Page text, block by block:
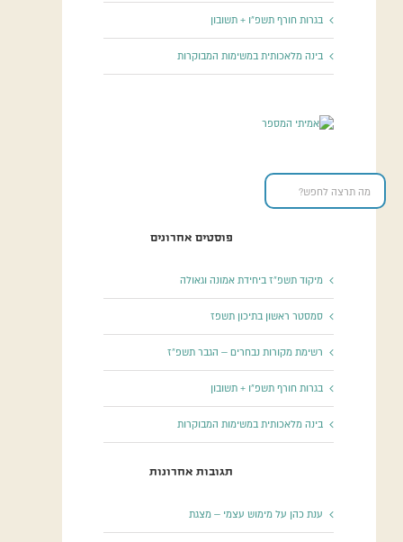
בגרות חורף תשפ”ו + תשובון
בינה מלאכותית במשימות המבוקרות
פוסטים אחרונים
מיקוד תשפ”ז ביחידת אמונה וגאולה
סמסטר ראשון בתיכון תשפז
רשימת מקורות נבחרים – הגבר תשפ”ז
בגרות חורף תשפ”ו + תשובון
בינה מלאכותית במשימות המבוקרות
תגובות אחרונות
ענת כהן על מימוש עצמי – מצגת